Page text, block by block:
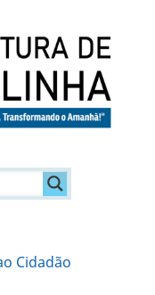
Cidadão